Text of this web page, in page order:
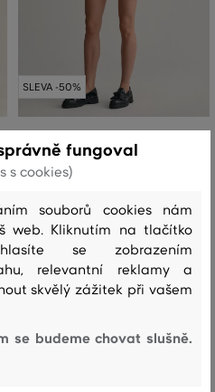
SLEVA -50%
SHORTS
Dostupné velikosti:
27, 28, 29, 30, 32
Dámské šortky (55)
fungoval
s cookies)
souborů cookies nám
web. Kliknutím na tlačítko
se zobrazením
relevantní reklamy a
skvělý zážitek při vašem
se budeme chovat slušně.